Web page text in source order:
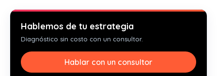
Hablemos de tu estrategia
Diagnóstico sin costo con un consultor.
Hablar con un consultor